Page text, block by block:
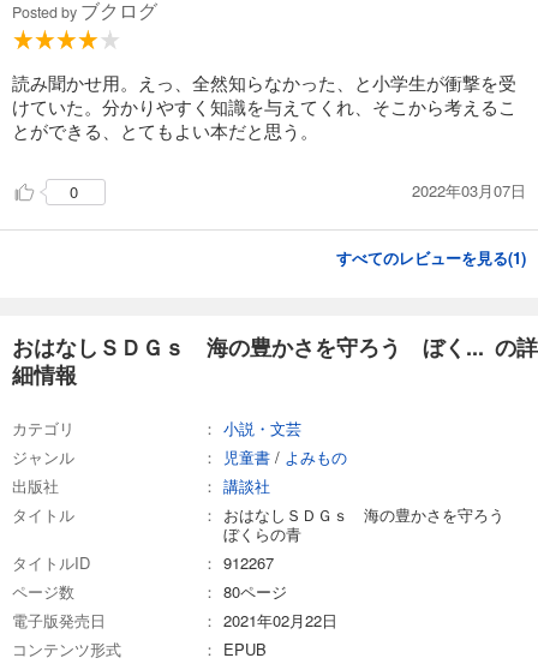
／気候変動に具体的な対策を『ツリーハウスの風』（楠木誠一郎）／海
の豊かさを守ろう『ぼくらの青』（佐藤まどか）／陸の豊かさも守ろう
『海をこえて虫フレンズ』（吉野万理子）／平和と校正をすべての人に
『平和の女神さまへ 平和ってなんですか？』（小手鞠るい）
Posted by ブクログ
読み聞かせ用。えっ、全然知らなかった、と小学生が衝撃を受
けていた。分かりやすく知識を与えてくれ、そこから考えるこ
とができる、とてもよい本だと思う。
0 2022年03月07日
すべてのレビューを見る(1)
おはなしＳＤＧｓ 海の豊かさを守ろう ぼく... の詳
細情報
カテゴリ
小説・文芸
ジャンル
児童書 / よみもの
出版社
講談社
タイトル
おはなしＳＤＧｓ 海の豊かさを守ろう
ぼくらの青
タイトルID
912267
ページ数
80ページ
電子版発売日
2021年02月22日
コンテンツ形式
EPUB